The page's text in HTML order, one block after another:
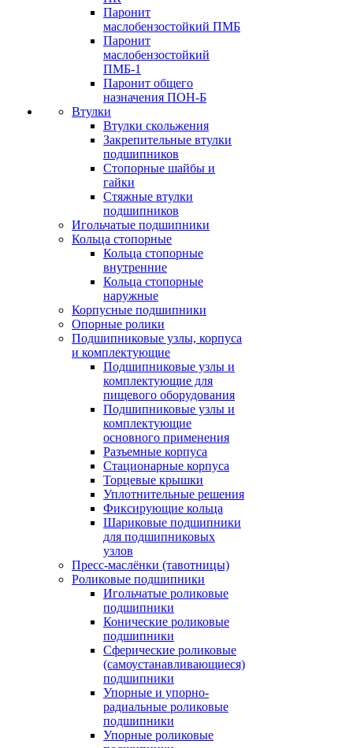
Паронит
маслобензостойкий ПМБ
Паронит
маслобензостойкий
ПМБ-1
Паронит общего
назначения ПОН-Б
Втулки
Втулки скольжения
Закрепительные втулки
подшипников
Стопорные шайбы и
гайки
Стяжные втулки
подшипников
Игольчатые подшипники
Кольца стопорные
Кольца стопорные
внутренние
Кольца стопорные
наружные
Корпусные подшипники
Опорные ролики
Подшипниковые узлы, корпуса
и комплектующие
Подшипниковые узлы и
комплектующие для
пищевого оборудования
Подшипниковые узлы и
комплектующие
основного применения
Разъемные корпуса
Стационарные корпуса
Торцевые крышки
Уплотнительные решения
Фиксирующие кольца
Шариковые подшипники
для подшипниковых
узлов
Пресс-маслёнки (тавотницы)
Роликовые подшипники
Игольчатые роликовые
подшипники
Конические роликовые
подшипники
Сферические роликовые
(самоустанавливающиеся)
подшипники
Упорные и упорно-
радиальные роликовые
подшипники
Упорные роликовые